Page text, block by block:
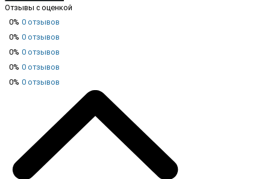
Отзывы с оценкой
0% 0 отзывов
0% 0 отзывов
0% 0 отзывов
0% 0 отзывов
0% 0 отзывов